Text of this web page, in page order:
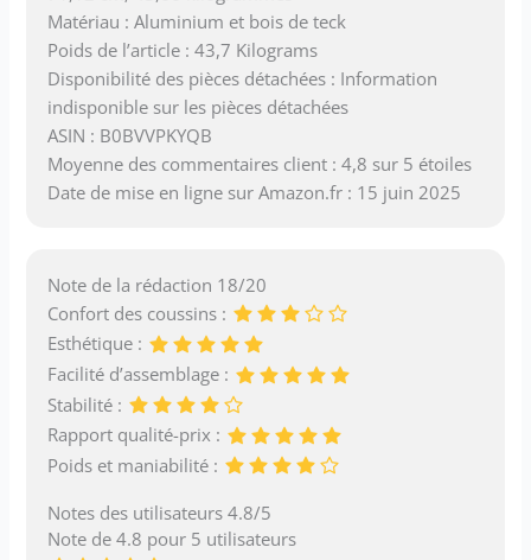
Matériau : Aluminium et bois de teck
Poids de l’article : 43,7 Kilograms
Disponibilité des pièces détachées : Information
indisponible sur les pièces détachées
ASIN : B0BVVPKYQB
Moyenne des commentaires client : 4,8 sur 5 étoiles
Date de mise en ligne sur Amazon.fr : 15 juin 2025
Note de la rédaction 18/20
Confort des coussins :
Esthétique :
Facilité d’assemblage :
Stabilité :
Rapport qualité-prix :
Poids et maniabilité :
Notes des utilisateurs 4.8/5
Note de 4.8 pour 5 utilisateurs